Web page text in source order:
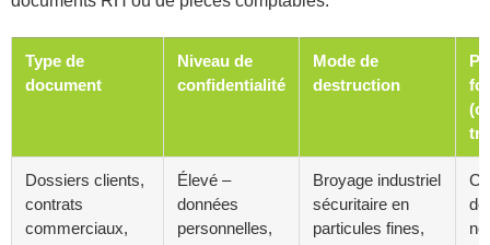
Type de
document
Niveau de
confidentialité
Mode de
destruction
Dossiers clients,
contrats
commerciaux,
Élevé –
données
personnelles,
Broyage industriel
sécuritaire en
particules fines,